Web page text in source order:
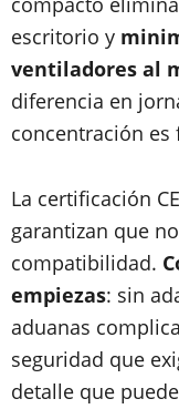
escritorio y
ventiladores al
diferencia en
concentración
La certificación
garantizan que
compatibilidad.
empiezas: sin
aduanas
seguridad que
detalle que